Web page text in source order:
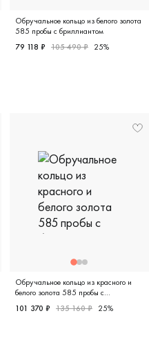
Обручальное кольцо из белого золота
585 пробы с бриллиантом
79 118 ₽ 105 490 ₽ 25%
Обручальное кольцо из красного и
белого золота 585 пробы с
101 370 ₽ 135 160 ₽ 25%